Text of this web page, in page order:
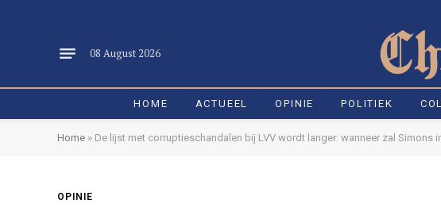
08 August 2026
HOME ACTUEEL OPINIE POLITIEK
Home » De lijst met corruptieschandalen bij LVV wordt langer: wanneer zal
OPINIE